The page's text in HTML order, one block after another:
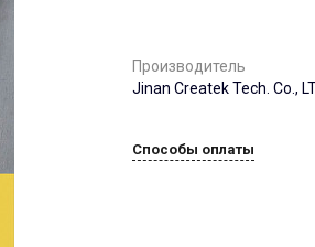
Производитель
Jinan Createk Tech. Co.,
Способы оплаты